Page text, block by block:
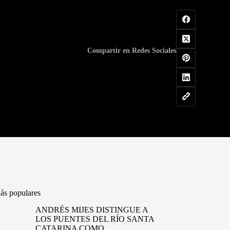
Compartir en Redes Sociales
populares
ANDRÉS MIJES DISTINGUE A
LOS PUENTES DEL RÍO SANTA
CATARINA COMO